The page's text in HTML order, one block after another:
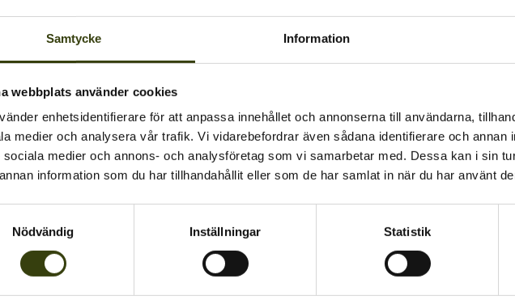
Samtycke Information
webbplats använder cookies
enhetsidentifierare för att anpassa innehållet och annonserna till användarna,
medier och analysera vår trafik. Vi vidarebefordrar även sådana identifierare och annan
sociala medier och annons- och analysföretag som vi samarbetar med. Dessa kan i sin
information som du har tillhandahållit eller som de har samlat in när du har använt
Nödvändig
Inställningar Statistik